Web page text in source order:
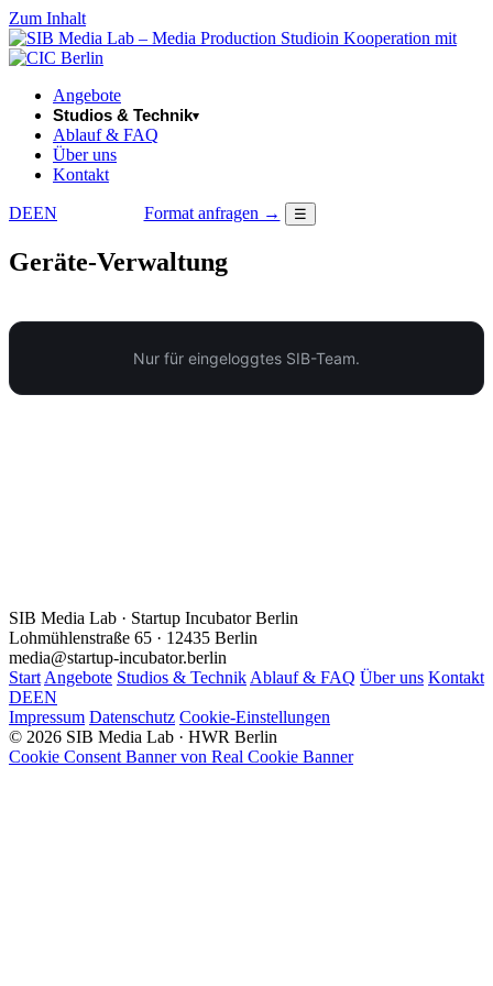
Zum Inhalt
in Kooperation mit
Angebote
Studios & Technik▾
Ablauf & FAQ
Über uns
Kontakt
DEEN Format anfragen → ☰
Geräte-Verwaltung
Nur für eingeloggtes SIB-Team.
SIB Media Lab · Startup Incubator Berlin
Lohmühlenstraße 65 · 12435 Berlin
media@startup-incubator.berlin
Start Angebote Studios & Technik Ablauf & FAQ Über uns Kontakt
DEEN
Impressum Datenschutz Cookie-Einstellungen
© 2026 SIB Media Lab · HWR Berlin
Cookie Consent Banner von Real Cookie Banner